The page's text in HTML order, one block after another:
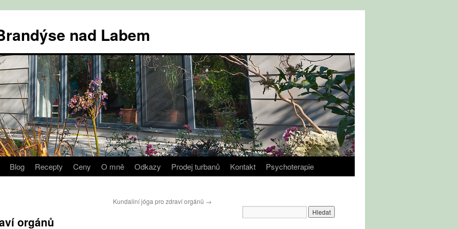
nad Labem
Blog Recepty Ceny O mně Odkazy Prodej turbanů Kontakt Psychoterapie
Kundaliní jóga pro zdraví orgánů →
orgánů